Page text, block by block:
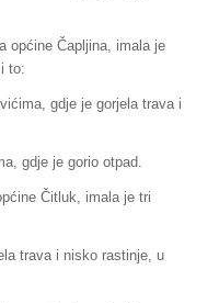
općine Čapljina, imala je
to:
gdje je gorjela trava i
gdje je gorio otpad.
Čitluk, imala je tri
trava i nisko rastinje, u